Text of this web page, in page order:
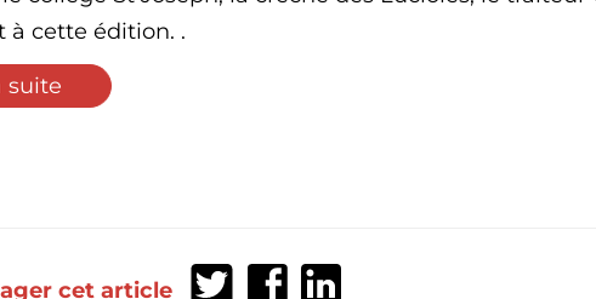
à cette édition. .
suite
cet article
PartagerPartagerPartager